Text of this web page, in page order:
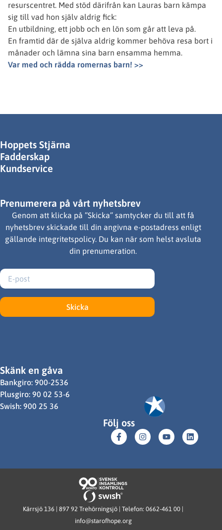
resurscentret. Med stöd därifrån kan Lauras barn kämpa
sig till vad hon själv aldrig fick:
En utbildning, ett jobb och en lön som går att leva på.
En framtid där de själva aldrig kommer behöva resa bort i
månader och lämna sina barn ensamma hemma.
Var med och rädda romernas barn! >>
Hoppets Stjärna
Fadderskap
Kundservice
Prenumerera på vårt nyhetsbrev
Genom att klicka på ”Skicka” samtycker du till att få
nyhetsbrev skickade till din angivna e-postadress enligt
gällande integritetspolicy. Du kan när som helst avsluta
din prenumeration.
Skicka
Skänk en gåva
Bankgiro: 900-2536
Plusgiro: 90 02 53-6
Swish: 900 25 36
Följ oss
Kärrsjö 136 | 897 92 Trehörningsjö | Telefon: 0662-461 00 |
info@starofhope.org